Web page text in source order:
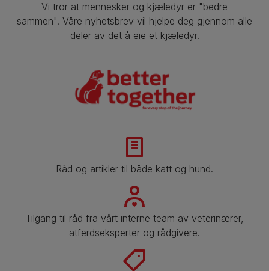
Vi tror at mennesker og kjæledyr er "bedre
sammen". Våre nyhetsbrev vil hjelpe deg gjennom alle
deler av det å eie et kjæledyr.
Råd og artikler til både katt og hund.
Tilgang til råd fra vårt interne team av veterinærer,
atferdseksperter og rådgivere.